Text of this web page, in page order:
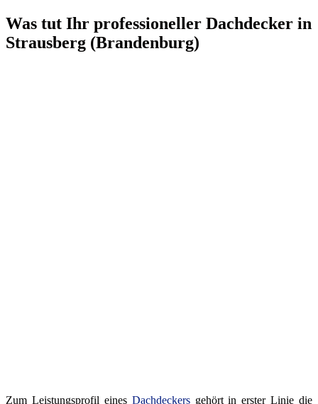
Was tut Ihr professioneller Dachdecker in
Strausberg (Brandenburg)
Zum Leistungsprofil eines Dachdeckersgehört in erster Linie die